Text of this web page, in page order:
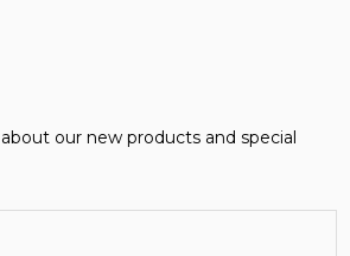
our new products and special